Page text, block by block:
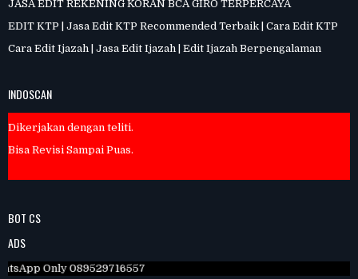
JASA EDIT REKENING KORAN BCA GIRO TERPERCAYA
EDIT KTP | Jasa Edit KTP Recommended Terbaik | Cara Edit KTP
Cara Edit Ijazah | Jasa Edit Ijazah | Edit Ijazah Berpengalaman
INDOSCAN
Bisa Revisi Sampai Puas.
BOT CS
ADS
Only 089529716557